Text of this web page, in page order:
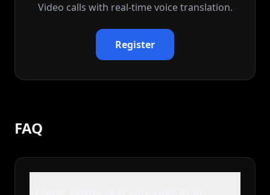
Video calls with real‑time voice translation.
Register
FAQ